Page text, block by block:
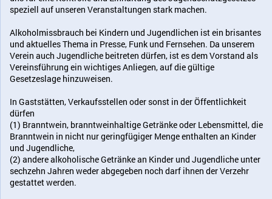
speziell auf unseren Veranstaltungen stark machen.
Alkoholmissbrauch bei Kindern und Jugendlichen ist ein brisantes
und aktuelles Thema in Presse, Funk und Fernsehen. Da unserem
Verein auch Jugendliche beitreten dürfen, ist es dem Vorstand als
Vereinsführung ein wichtiges Anliegen, auf die gültige
Gesetzeslage hinzuweisen.
In Gaststätten, Verkaufsstellen oder sonst in der Öffentlichkeit
dürfen
(1) Branntwein, branntweinhaltige Getränke oder Lebensmittel, die
Branntwein in nicht nur geringfügiger Menge enthalten an Kinder
und Jugendliche,
(2) andere alkoholische Getränke an Kinder und Jugendliche unter
sechzehn Jahren weder abgegeben noch darf ihnen der Verzehr
gestattet werden.